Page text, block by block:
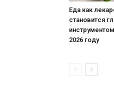
Еда как
становится
2026 году